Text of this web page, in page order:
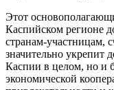
Этот
Каспийском регионе
странам-участницам,
значительно укрепит
Каспии в целом, но и
экономической